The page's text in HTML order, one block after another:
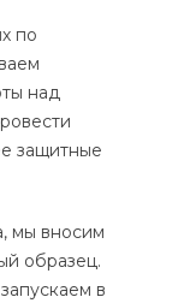
по
над
защитные
мы вносим
образец.
в